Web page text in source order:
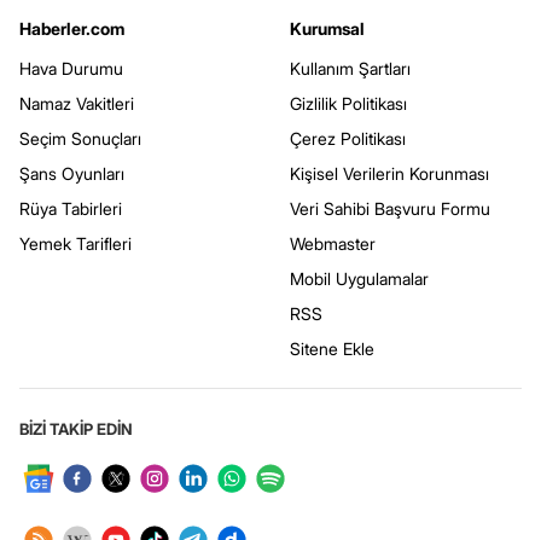
Haberler.com
Hava Durumu
Namaz Vakitleri
Seçim Sonuçları
Şans Oyunları
Rüya Tabirleri
Yemek Tarifleri
Kurumsal
Kullanım Şartları
Gizlilik Politikası
Çerez Politikası
Kişisel Verilerin Korunması
Veri Sahibi Başvuru Formu
Webmaster
Mobil Uygulamalar
RSS
Sitene Ekle
BİZİ TAKİP EDİN